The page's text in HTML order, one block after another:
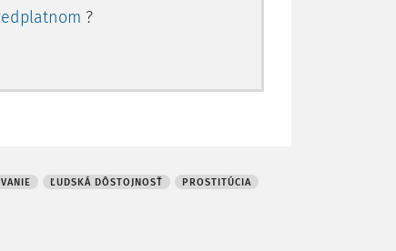
proces dokazovania,
ale aj
čl. 4 Dohovorua ústavného princípu
?
ĽUDSKÁ DÔSTOJNOSŤ PROSTITÚCIA